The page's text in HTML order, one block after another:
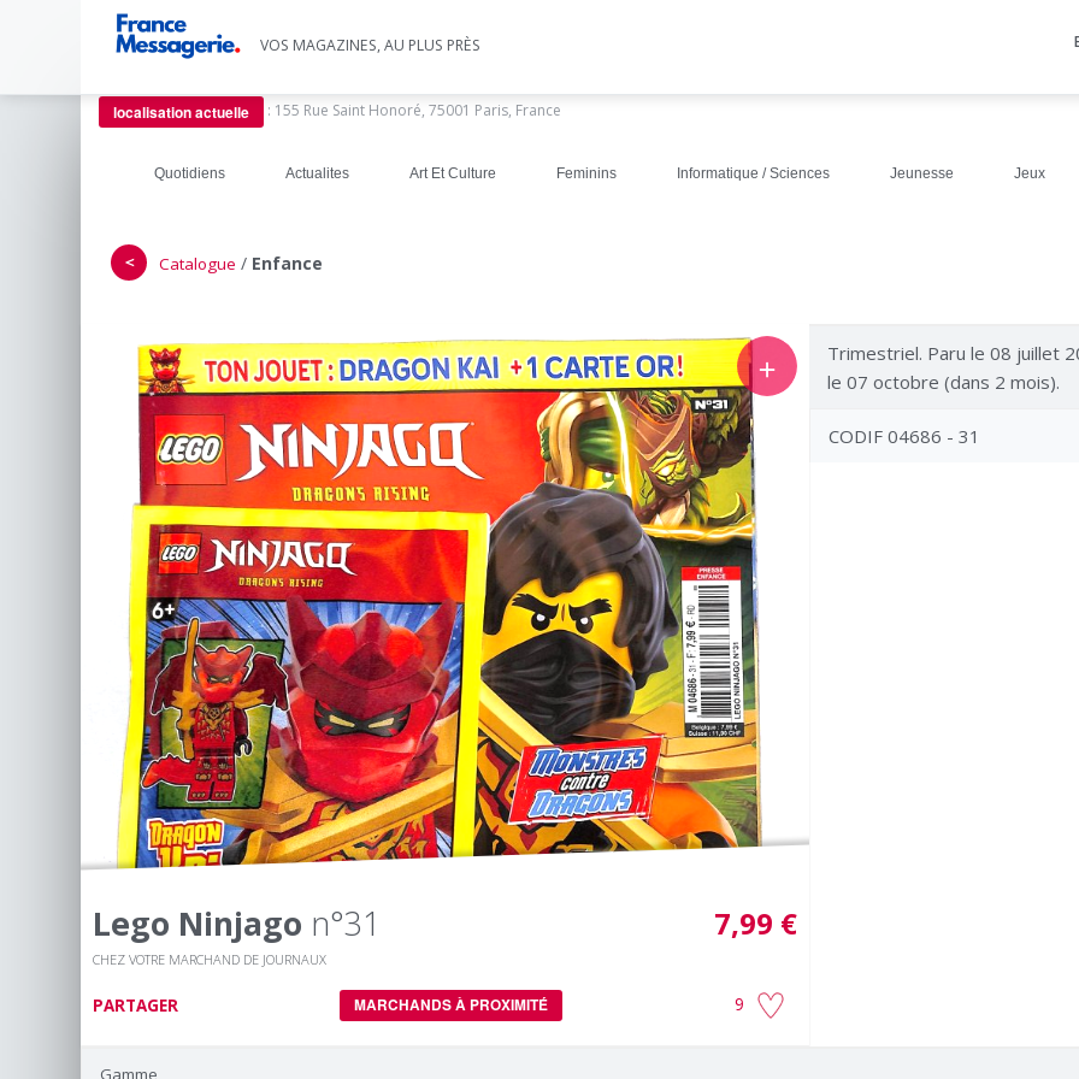
VOS MAGAZINES, AU PLUS PRÈS
localisation actuelle : 155 Rue Saint Honoré, 75001 Paris, France
Quotidiens Actualites Art Et Culture Feminins Informatique / Sciences Jeunesse Jeux
＜ Catalogue / Enfance
＋
Lego Ninjago n°31
CHEZ VOTRE MARCHAND DE JOURNAUX
7,99 €
PARTAGER MARCHANDS À PROXIMITÉ 9
Trimestriel. Paru le 08 juillet
le 07 octobre (dans 2 mois).
CODIF 04686 - 31
Gamme